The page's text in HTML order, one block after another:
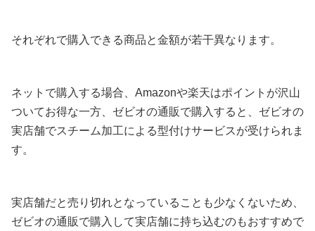
それぞれで購入できる商品と金額が若干異なります。
ネットで購入する場合、Amazonや楽天はポイントが沢山
ついてお得な一方、ゼビオの通販で購入すると、ゼビオの
実店舗でスチーム加工による型付けサービスが受けられま
す。
実店舗だと売り切れとなっていることも少なくないため、
ゼビオの通販で購入して実店舗に持ち込むのもおすすめで